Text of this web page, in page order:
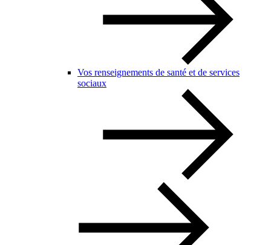
Vos renseignements de santé et de services
sociaux